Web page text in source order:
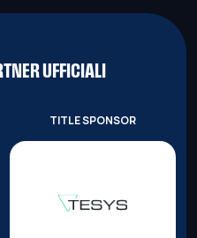
UFFICIALI
TITLE SPONSOR